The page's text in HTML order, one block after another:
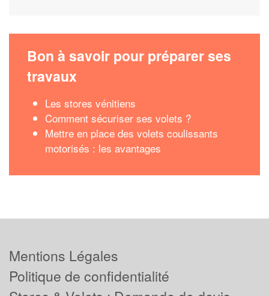
Bon à savoir pour préparer ses
travaux
Les stores vénitiens
Comment sécuriser ses volets ?
Mettre en place des volets coulissants
motorisés : les avantages
Mentions Légales
Politique de confidentialité